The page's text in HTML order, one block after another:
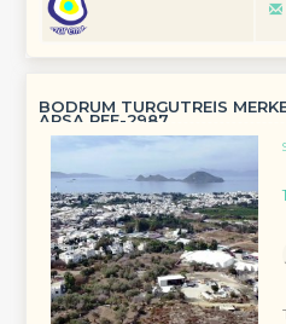
BODRUM TURGUTREİS
ARSA REF-2987